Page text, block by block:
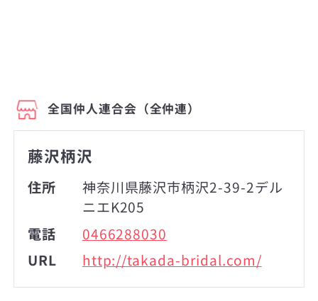
全国仲人連合会（全仲連）
藤沢柄沢
住所
神奈川県藤沢市柄沢2-39-2デル
ニエK205
電話
0466288030
URL
http://takada-bridal.com/